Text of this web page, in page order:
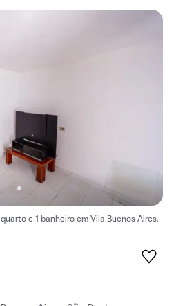
e 1 banheiro em Vila Buenos Aires.